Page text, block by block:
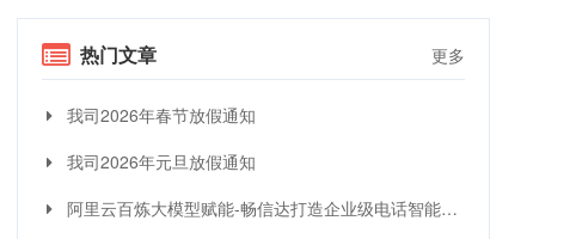
热门文章 更多
我司2026年春节放假通知
我司2026年元旦放假通知
阿里云百炼大模型赋能-畅信达打造企业级电话智能体与智能呼叫中心完整方案